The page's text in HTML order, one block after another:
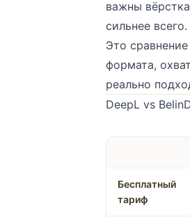
важны
сильнее всего.
Это
формата,
реально
DeepL vs
Бесплатный
тариф